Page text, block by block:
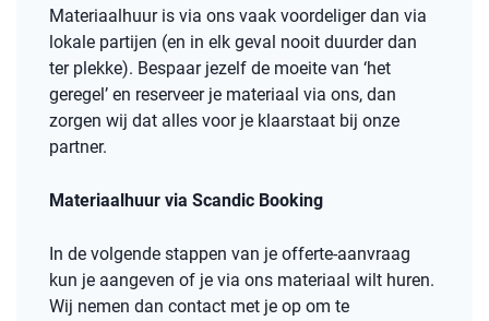
Materiaalhuur is via ons vaak voordeliger dan via
lokale partijen (en in elk geval nooit duurder dan
ter plekke). Bespaar jezelf de moeite van ‘het
geregel’ en reserveer je materiaal via ons, dan
zorgen wij dat alles voor je klaarstaat bij onze
partner.
Materiaalhuur via Scandic Booking
In de volgende stappen van je offerte-aanvraag
kun je aangeven of je via ons materiaal wilt huren.
Wij nemen dan contact met je op om te